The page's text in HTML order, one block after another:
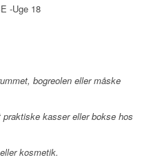
-Uge 18
bogreolen eller måske
kasser eller bokse hos
kosmetik.